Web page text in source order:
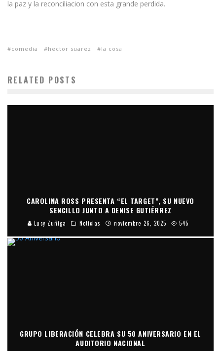
la paz y la reconciliacion con esta grande perdida.
comedia hector suarez la cosa
RELATED POSTS
CAROLINA ROSS PRESENTA “EL TARGET”, SU NUEVO
SENCILLO JUNTO A DENISE GUTIÉRREZ
Lucy Zuñiga Noticias noviembre 26, 2025 545
GRUPO LIBERACIÓN CELEBRA SU 50 ANIVERSARIO EN EL
AUDITORIO NACIONAL